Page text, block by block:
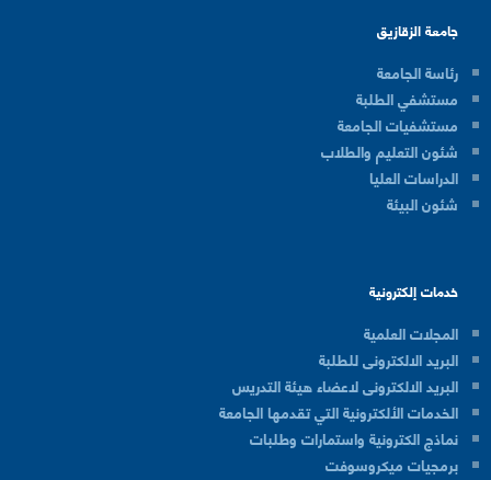
جامعة الزقازيق
رئاسة الجامعة
مستشفي الطلبة
مستشفيات الجامعة
شئون التعليم والطلاب
الدراسات العليا
شئون البيئة
خدمات إلكترونية
المجلات العلمية
البريد الالكترونى للطلبة
البريد الالكترونى لاعضاء هيئة التدريس
الخدمات الألكترونية التي تقدمها الجامعة
نماذج الكترونية واستمارات وطلبات
برمجيات ميكروسوفت